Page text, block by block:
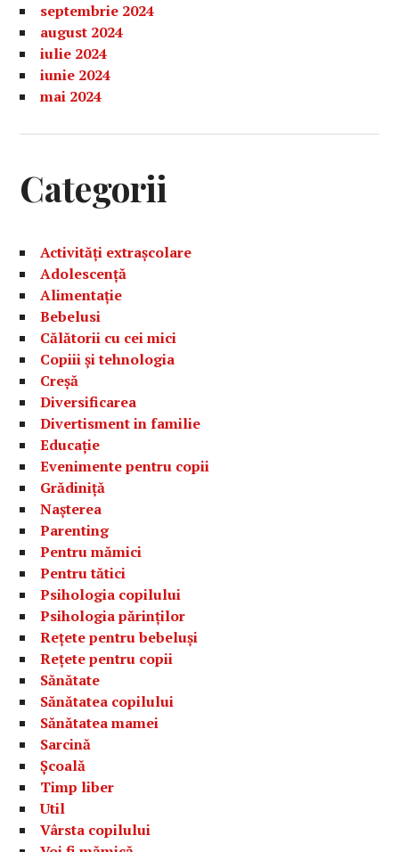
septembrie 2024
august 2024
iulie 2024
iunie 2024
mai 2024
Categorii
Activități extrașcolare
Adolescență
Alimentație
Bebelusi
Călătorii cu cei mici
Copiii și tehnologia
Creșă
Diversificarea
Divertisment in familie
Educație
Evenimente pentru copii
Grădiniță
Nașterea
Parenting
Pentru mămici
Pentru tătici
Psihologia copilului
Psihologia părinților
Rețete pentru bebeluși
Rețete pentru copii
Sănătate
Sănătatea copilului
Sănătatea mamei
Sarcină
Școală
Timp liber
Util
Vârsta copilului